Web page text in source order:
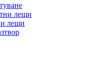
лещи
лещи